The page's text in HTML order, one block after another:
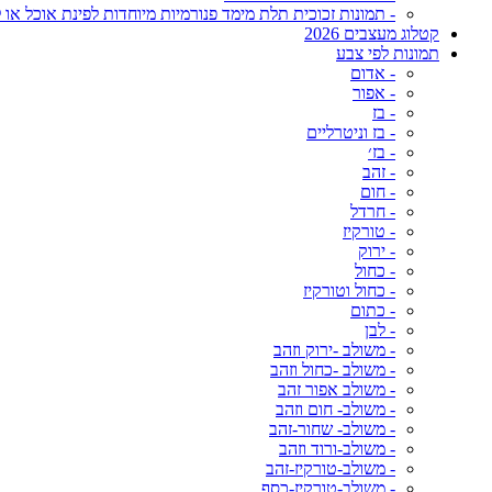
- תמונות זכוכית תלת מימד פנורמיות מיוחדות לפינת אוכל או
קטלוג מעצבים 2026
תמונות לפי צבע
- אדום
- אפור
- בז
- בז וניטרליים
- בז׳
- זהב
- חום
- חרדל
- טורקיז
- ירוק
- כחול
- כחול וטורקיז
- כתום
- לבן
- משולב -ירוק וזהב
- משולב -כחול וזהב
- משולב אפור זהב
- משולב- חום וזהב
- משולב- שחור-זהב
- משולב-ורוד וזהב
- משולב-טורקיז-זהב
- משולב-טורקיז-כסף